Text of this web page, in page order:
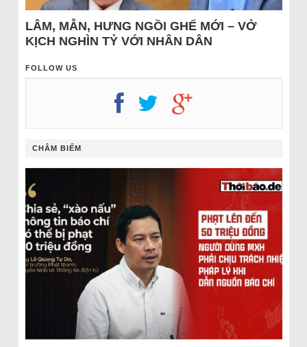
LÂM, MẪN, HƯNG NGỒI GHẾ MỚI – VỞ
KỊCH NGHÌN TỶ VỚI NHÂN DÂN
FOLLOW US
CHÂM BIẾM